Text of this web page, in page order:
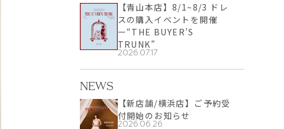
【青山本店】8/1~8/3 ドレ
スの購入イベントを開催
ー“THE BUYER’S
TRUNK”
2026.07.17
NEWS
【新店舗/横浜店】ご予約受
付開始のお知らせ
2026.06.26